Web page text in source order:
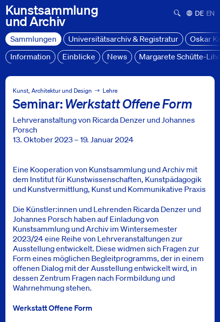
Kunstsammlung
undArchiv
Deutsch
Sammlungen Universitätsarchiv & Registratur
Oskar
Information
Einblicke News
Margarete Schütte-
Projekte
Seminar: Werkstatt Offene Form
Kunst, Architektur und Design Lehre
Seminar: Werkstatt Offene Form
Lehrveranstaltung von Ricarda Denzer und Johannes
Porsch
13. Oktober 2023 – 19. Januar 2024
Eine Kooperation von Kunstsammlung und Archiv mit
dem Institut für Kunstwissenschaften, Kunstpädagogik
und Kunstvermittlung, Kunst und Kommunikative Praxis
Die Künstler:innen und Lehrenden Ricarda Denzer und
Johannes Porsch haben auf Einladung von
Kunstsammlung und Archiv im Wintersemester
2023/24 eine Reihe von Lehrveranstaltungen zur
Ausstellung entwickelt. Diese widmen sich Fragen zur
Form eines möglichen Begleitprogramms, der in einem
offenen Dialog mit der Ausstellung entwickelt wird, in
dessen Zentrum Fragen nach Formbildung und
Wahrnehmung stehen.
Werkstatt Offene Form